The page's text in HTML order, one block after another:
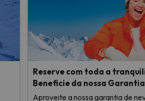
Reserve com toda a
Beneficie da nossa
Aproveite a nossa garantia de